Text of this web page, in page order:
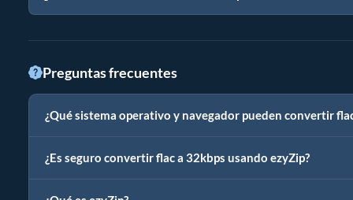
Preguntas frecuentes
¿Qué sistema operativo y navegador pueden convertir
¿Es seguro convertir flac a 32kbps usando ezyZip?